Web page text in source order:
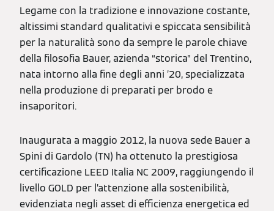
Legame con la tradizione e innovazione costante,
altissimi standard qualitativi e spiccata sensibilità
per la naturalità sono da sempre le parole chiave
della filosofia Bauer, azienda “storica” del Trentino,
nata intorno alla fine degli anni ’20, specializzata
nella produzione di preparati per brodo e
insaporitori.
Inaugurata a maggio 2012, la nuova sede Bauer a
Spini di Gardolo (TN) ha ottenuto la prestigiosa
certificazione LEED Italia NC 2009, raggiungendo il
livello GOLD per l’attenzione alla sostenibilità,
evidenziata negli asset di efficienza energetica ed